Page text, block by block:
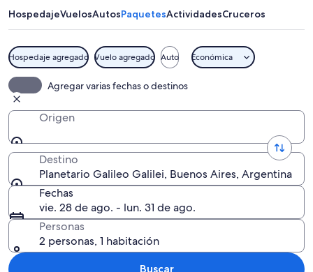
HospedajeVuelosAutosPaquetesActividadesCruceros
Hospedaje agregado Vuelo agregado Auto Económica
Agregar varias fechas o destinos
Origen
Destino
Planetario Galileo Galilei, Buenos Aires, Argentina
Fechas
vie. 28 de ago. - lun. 31 de ago.
Personas
2 personas, 1 habitación
Buscar